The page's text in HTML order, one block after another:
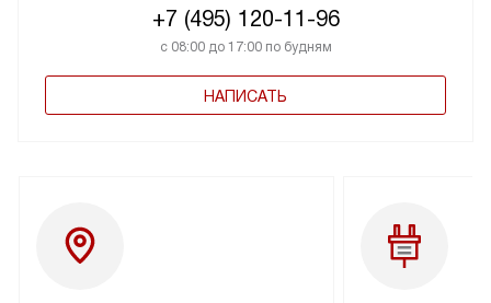
+7 (495) 120-11-96
с 08:00 до 17:00 по будням
НАПИСАТЬ